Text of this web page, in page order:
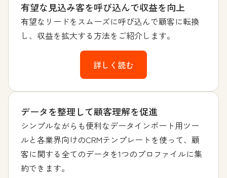
有望な見込み客を呼び込んで収益を向上
有望なリードをスムーズに呼び込んで顧客に転換
し、収益を拡大する方法をご紹介します。
詳しく読む
データを整理して顧客理解を促進
シンプルながらも便利なデータインポート用ツー
ルと各業界向けのCRMテンプレートを使って、顧
客に関する全てのデータを1つのプロファイルに集
約できます。